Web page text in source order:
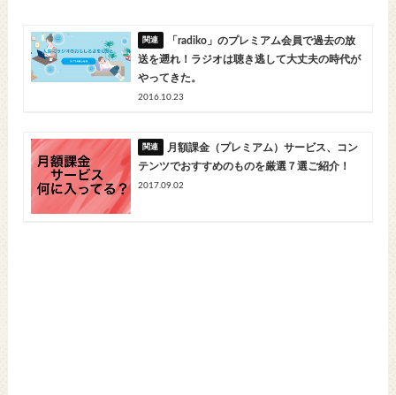
「radiko」のプレミアム会員で過去の放
送を遡れ！ラジオは聴き逃して大丈夫の時代が
やってきた。
2016.10.23
月額課金（プレミアム）サービス、コン
テンツでおすすめのものを厳選７選ご紹介！
2017.09.02